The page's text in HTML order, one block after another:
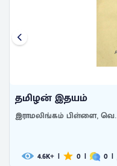
தமிழன் இதயம்
இராமலிங்கம் பிள்ளை, வெ.
4.6K+ | 0 | 0 |